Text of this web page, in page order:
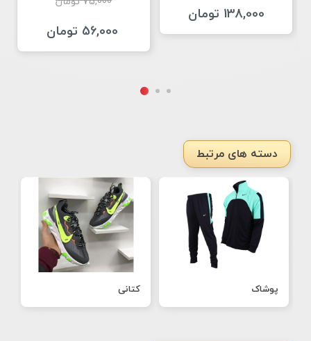
138,000 تومان
56,000 تومان
دسته های مرتبط
پوشاک کتانی